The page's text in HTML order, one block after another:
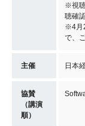
※視
聴確
※4月
で、
主催 日本
協賛
（講演
順）